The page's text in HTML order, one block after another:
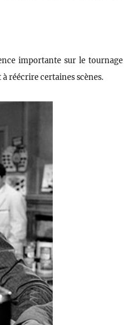
importante sur le tournage
réécrire certaines scènes.